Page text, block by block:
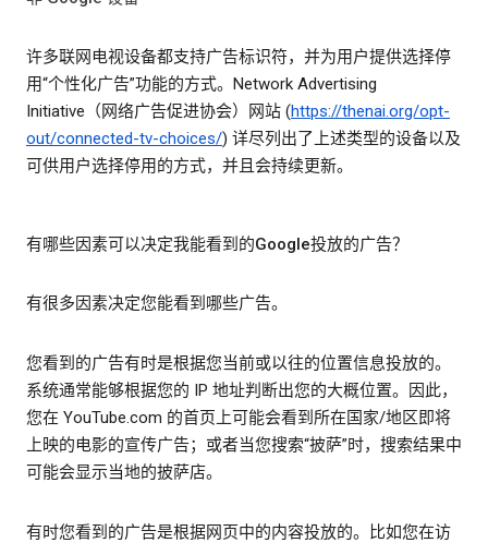
许多联网电视设备都支持广告标识符，并为用户提供选择停
用“个性化广告”功能的方式。Network Advertising
Initiative（网络广告促进协会）网站 (https://thenai.org/opt-
out/connected-tv-choices/) 详尽列出了上述类型的设备以及
可供用户选择停用的方式，并且会持续更新。
有哪些因素可以决定我能看到的Google投放的广告？
有很多因素决定您能看到哪些广告。
您看到的广告有时是根据您当前或以往的位置信息投放的。
系统通常能够根据您的 IP 地址判断出您的大概位置。因此，
您在 YouTube.com 的首页上可能会看到所在国家/地区即将
上映的电影的宣传广告；或者当您搜索“披萨”时，搜索结果中
可能会显示当地的披萨店。
有时您看到的广告是根据网页中的内容投放的。比如您在访